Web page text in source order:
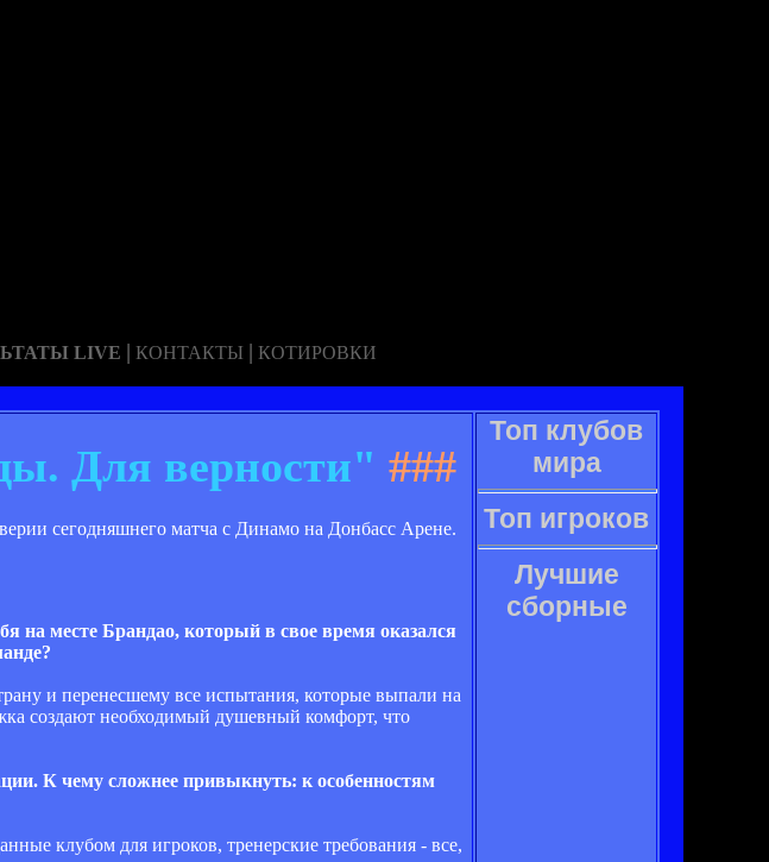
LIVE | КОНТАКТЫ | КОТИРОВКИ
Для верности" ###
сегодняшнего матча с Динамо на Донбасс Арене.
на месте Брандао, который в свое время оказался
и перенесшему все испытания, которые выпали на
создают необходимый душевный комфорт, что
К чему сложнее привыкнуть: к особенностям
клубом для игроков, тренерские требования - все,
Топ клубов
мира
Топ игроков
Лучшие
сборные